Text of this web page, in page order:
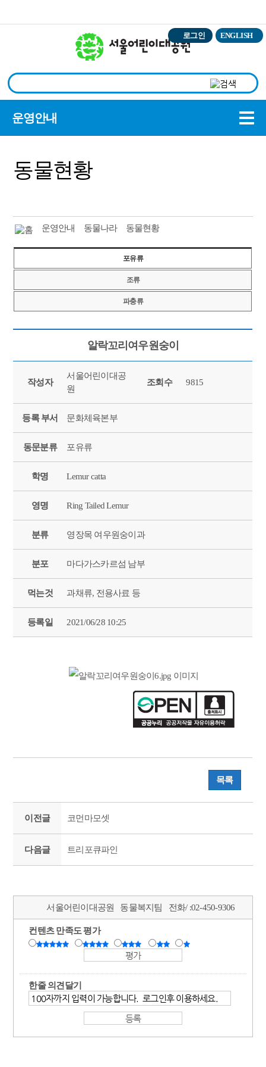
로그인 ENGLISH
운영안내
동물현황
운영안내 동물나라 동물현황
포유류
조류
파충류
알락꼬리여우원숭이
작성자
서울어린이대공
원
조회수 9815
등록 부서 문화체육본부
동문분류 포유류
학명 Lemur catta
영명 Ring Tailed Lemur
분류 영장목 여우원숭이과
분포 마다가스카르섬 남부
먹는것 과채류, 전용사료 등
등록일 2021/06/28 10:25
목록
이전글 코먼마모셋
다음글 트리포큐파인
서울어린이대공원 동물복지팀 전화/ :02-450-9306
컨텐츠 만족도 평가
한줄 의견달기